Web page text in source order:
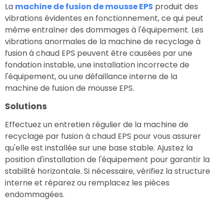
La machine de fusion de mousse EPS produit des
vibrations évidentes en fonctionnement, ce qui peut
même entraîner des dommages à l'équipement. Les
vibrations anormales de la machine de recyclage à
fusion à chaud EPS peuvent être causées par une
fondation instable, une installation incorrecte de
l'équipement, ou une défaillance interne de la
machine de fusion de mousse EPS.
Solutions
Effectuez un entretien régulier de la machine de
recyclage par fusion à chaud EPS pour vous assurer
qu'elle est installée sur une base stable. Ajustez la
position d'installation de l'équipement pour garantir la
stabilité horizontale. Si nécessaire, vérifiez la structure
interne et réparez ou remplacez les pièces
endommagées.